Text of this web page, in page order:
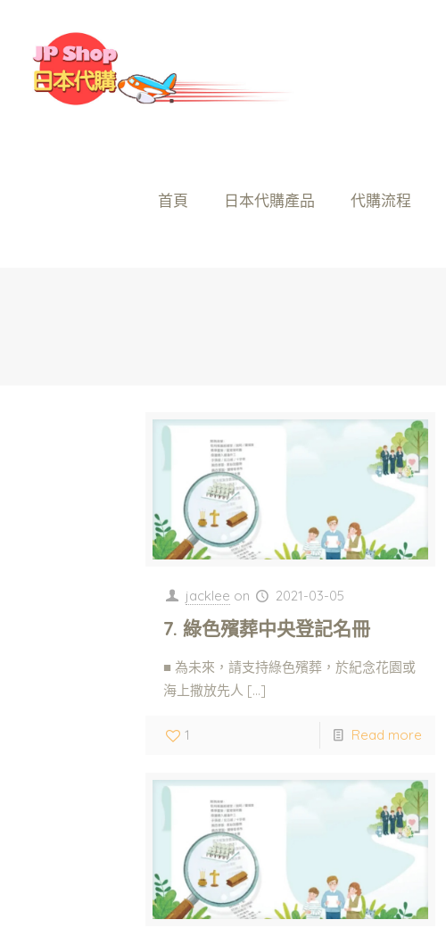
首頁 日本代購產品 代購流程
jacklee on 2021-03-05
7. 綠色殯葬中央登記名冊
■ 為未來，請支持綠色殯葬，於紀念花園或
海上撒放先人 […]
1 Read more